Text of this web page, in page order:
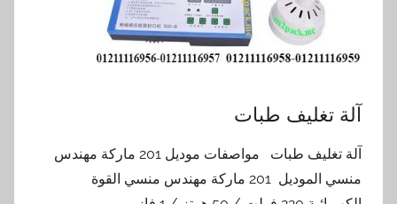
آلة تغليف طبات
آلة تغليف طبات مواصفات موديل 201 ماركة مهندس
منسي الموديل 201 ماركة مهندس منسي القوة